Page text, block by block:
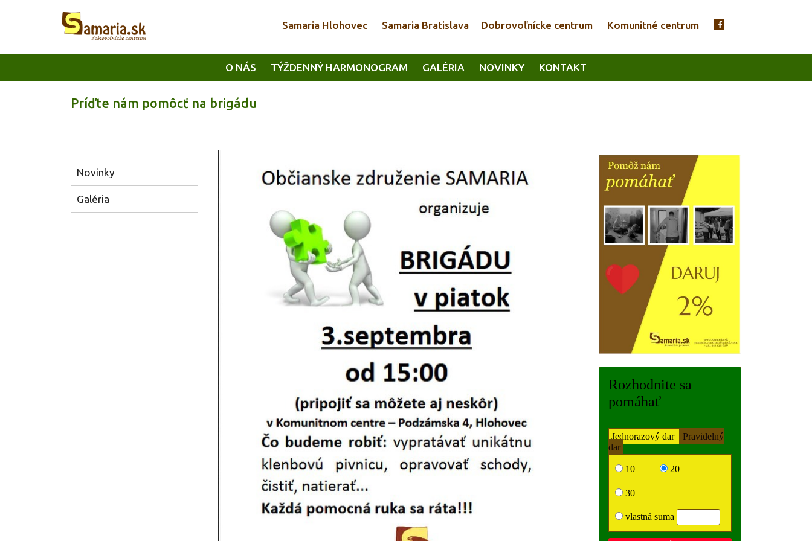
Samaria Hlohovec Samaria Bratislava Dobrovoľnícke centrum Komunitné centrum
O NÁS TÝŽDENNÝ HARMONOGRAM GALÉRIA NOVINKY KONTAKT
Príďte nám pomôcť na brigádu
Novinky
Galéria